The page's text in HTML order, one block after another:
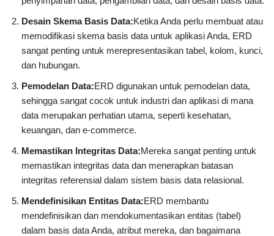
Desain Skema Basis Data:Ketika Anda perlu membuat atau
memodifikasi skema basis data untuk aplikasi Anda, ERD
sangat penting untuk merepresentasikan tabel, kolom, kunci,
dan hubungan.
Pemodelan Data:ERD digunakan untuk pemodelan data,
sehingga sangat cocok untuk industri dan aplikasi di mana
data merupakan perhatian utama, seperti kesehatan,
keuangan, dan e-commerce.
Memastikan Integritas Data:Mereka sangat penting untuk
memastikan integritas data dan menerapkan batasan
integritas referensial dalam sistem basis data relasional.
Mendefinisikan Entitas Data:ERD membantu
mendefinisikan dan mendokumentasikan entitas (tabel)
dalam basis data Anda, atribut mereka, dan bagaimana